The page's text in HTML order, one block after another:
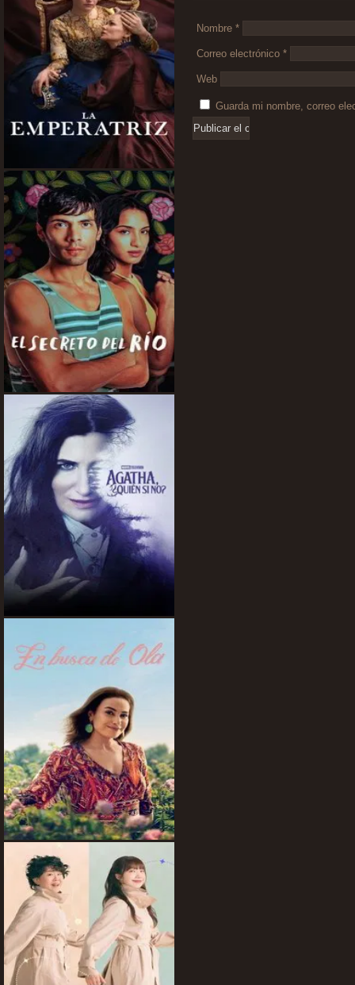
Nombre *
Correo electrónico *
Web
Guarda mi nombre, correo